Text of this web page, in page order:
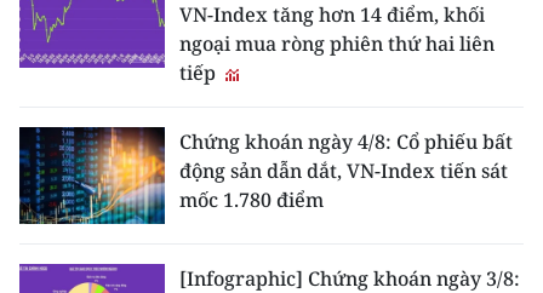
CHƯƠNG TRÌNH OCOP - MỖI XÃ
MỘT SẢN PHẨM
RADIO
MEDIA CENTER
E-Magazine
VN-Index tăng hơn 14 điểm, khối
ngoại mua ròng phiên thứ hai liên
tiếp
Chứng khoán ngày 4/8: Cổ phiếu bất
động sản dẫn dắt, VN-Index tiến sát
mốc 1.780 điểm
[Infographic] Chứng khoán ngày 3/8: